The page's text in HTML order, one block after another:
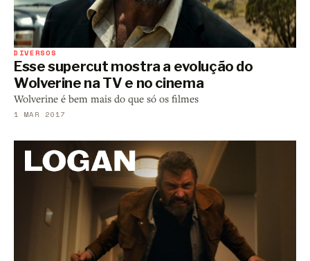
DIVERSOS
Esse supercut mostra a evolução do
Wolverine na TV e no cinema
Wolverine é bem mais do que só os filmes
1 MAR 2017